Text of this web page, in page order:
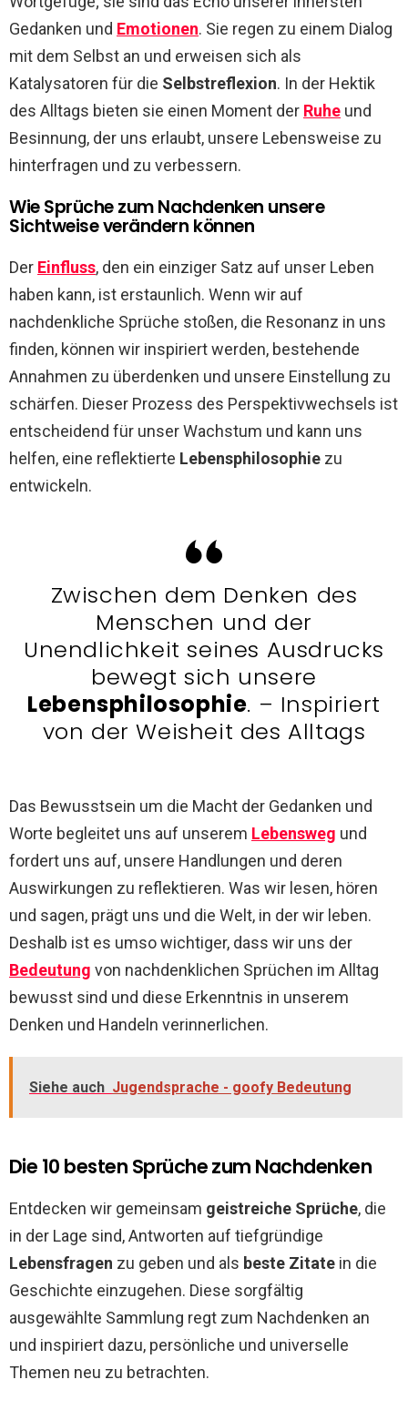
Gedanken und Emotionen. Sie regen zu einem Dialog
mit dem Selbst an und erweisen sich als
Katalysatoren für die Selbstreflexion. In der Hektik
des Alltags bieten sie einen Moment der Ruhe und
Besinnung, der uns erlaubt, unsere Lebensweise zu
hinterfragen und zu verbessern.
Wie Sprüche zum Nachdenken unsere
Sichtweise verändern können
Der Einfluss, den ein einziger Satz auf unser Leben
haben kann, ist erstaunlich. Wenn wir auf
nachdenkliche Sprüche stoßen, die Resonanz in uns
finden, können wir inspiriert werden, bestehende
Annahmen zu überdenken und unsere Einstellung zu
schärfen. Dieser Prozess des Perspektivwechsels ist
entscheidend für unser Wachstum und kann uns
helfen, eine reflektierte Lebensphilosophie zu
entwickeln.
Zwischen dem Denken des
Menschen und der
Unendlichkeit seines Ausdrucks
bewegt sich unsere
Lebensphilosophie. – Inspiriert
von der Weisheit des Alltags
Das Bewusstsein um die Macht der Gedanken und
Worte begleitet uns auf unserem Lebensweg und
fordert uns auf, unsere Handlungen und deren
Auswirkungen zu reflektieren. Was wir lesen, hören
und sagen, prägt uns und die Welt, in der wir leben.
Deshalb ist es umso wichtiger, dass wir uns der
Bedeutung von nachdenklichen Sprüchen im Alltag
bewusst sind und diese Erkenntnis in unserem
Denken und Handeln verinnerlichen.
Siehe auch Jugendsprache - goofy Bedeutung
Die 10 besten Sprüche zum Nachdenken
Entdecken wir gemeinsam geistreiche Sprüche, die
in der Lage sind, Antworten auf tiefgründige
Lebensfragen zu geben und als beste Zitate in die
Geschichte einzugehen. Diese sorgfältig
ausgewählte Sammlung regt zum Nachdenken an
und inspiriert dazu, persönliche und universelle
Themen neu zu betrachten.